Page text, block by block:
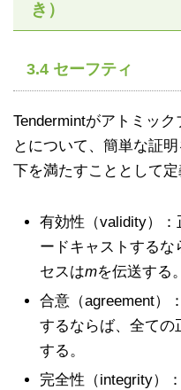
き）
3.4 セーフティ
Tendermintがアトミッ
とについて、簡単な証
下を満たすこととして定
有効性（validity）
ードキャストするな
セスはmを伝送する。
合意（agreement）
するならば、全ての
する。
完全性（integrity）：